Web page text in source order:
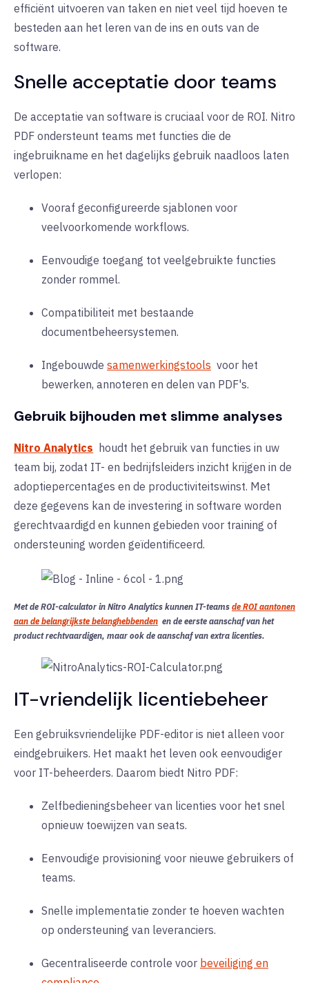
efficiënt uitvoeren van taken en niet veel tijd hoeven te
besteden aan het leren van de ins en outs van de
software.
Snelle acceptatie door teams
De acceptatie van software is cruciaal voor de ROI. Nitro
PDF ondersteunt teams met functies die de
ingebruikname en het dagelijks gebruik naadloos laten
verlopen:
Vooraf geconfigureerde sjablonen voor
veelvoorkomende workflows.
Eenvoudige toegang tot veelgebruikte functies
zonder rommel.
Compatibiliteit met bestaande
documentbeheersystemen.
Ingebouwde samenwerkingstools voor het
bewerken, annoteren en delen van PDF's.
Gebruik bijhouden met slimme analyses
Nitro Analytics houdt het gebruik van functies in uw
team bij, zodat IT- en bedrijfsleiders inzicht krijgen in de
adoptiepercentages en de productiviteitswinst. Met
deze gegevens kan de investering in software worden
gerechtvaardigd en kunnen gebieden voor training of
ondersteuning worden geïdentificeerd.
Met de ROI-calculator in Nitro Analytics kunnen IT-teams de ROI aantonen
aan de belangrijkste belanghebbenden en de eerste aanschaf van het
product rechtvaardigen, maar ook de aanschaf van extra licenties.
IT-vriendelijk licentiebeheer
Een gebruiksvriendelijke PDF-editor is niet alleen voor
eindgebruikers. Het maakt het leven ook eenvoudiger
voor IT-beheerders. Daarom biedt Nitro PDF:
Zelfbedieningsbeheer van licenties voor het snel
opnieuw toewijzen van seats.
Eenvoudige provisioning voor nieuwe gebruikers of
teams.
Snelle implementatie zonder te hoeven wachten
op ondersteuning van leveranciers.
Gecentraliseerde controle voor beveiliging en